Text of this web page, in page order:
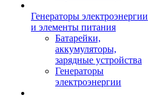
Генераторы электроэнергии
и элементы питания
Батарейки,
аккумуляторы,
зарядные устройства
Генераторы
электроэнергии